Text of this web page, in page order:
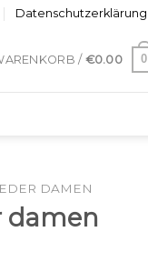
Datenschutzerklärung
/ €0.00 0
DAMEN
damen